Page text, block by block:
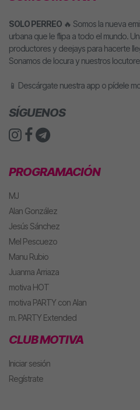
SOLO PERREO 🔥 Somos la nueva
urbana que le flipa a todo el mundo.
productores y deejays para hacerte
Sonamos de locura y nuestros
📱 Descárgate nuestra app o pídele
SÍGUENOS
PROGRAMACIÓN
MJ
Alan González
Jesús Sánchez
Mel Pescuezo
Manu Rubio
Juanma Arriaza
motiva HOT
motiva PARTY con Alan
m. PARTY Extended
CLUB MOTIVA
Iniciar sesión
Regístrate